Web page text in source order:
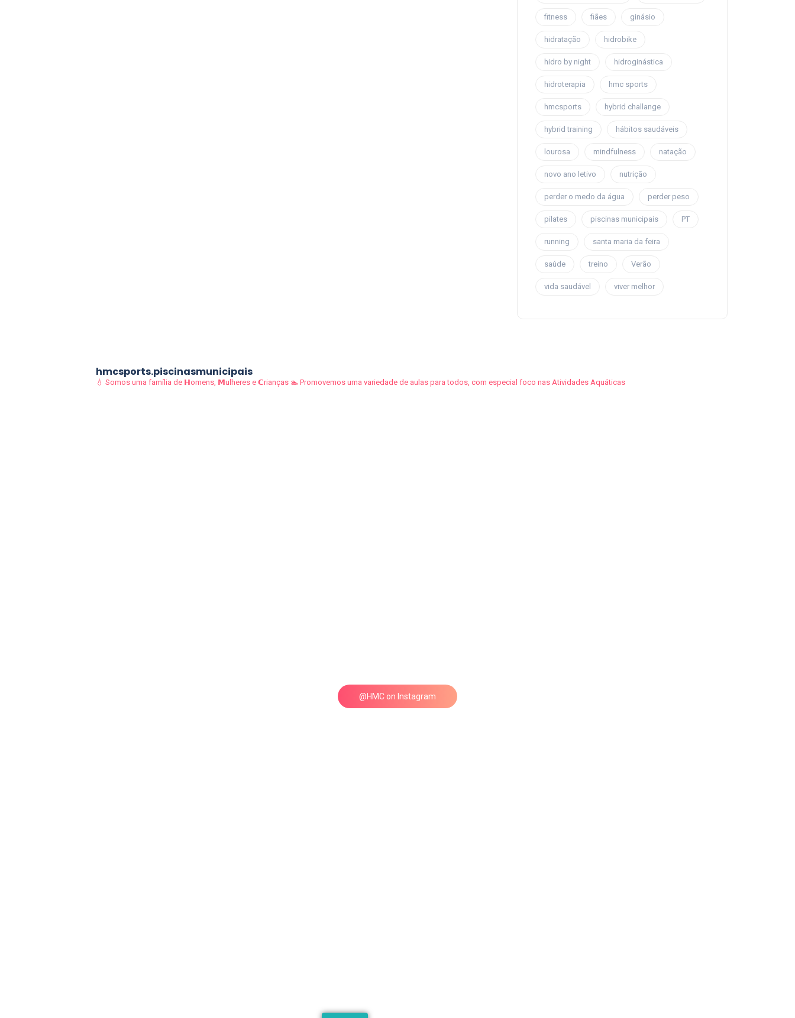
fitness fiães ginásio
hidratação hidrobike
hidro by night hidroginástica
hidroterapia hmc sports
hmcsports hybrid challange
hybrid training hábitos saudáveis
lourosa mindfulness natação
novo ano letivo nutrição
perder o medo da água perder peso
pilates piscinas municipais PT
running santa maria da feira
saúde treino Verão
vida saudável viver melhor
@HMC on Instagram
hmcsports.piscinasmunicipais
💧 Somos uma família de 𝗛omens, 𝗠ulheres e 𝗖rianças🏊 Promovemos uma variedade de aulas para todos, com especial foco nas Atividades Aquáticas